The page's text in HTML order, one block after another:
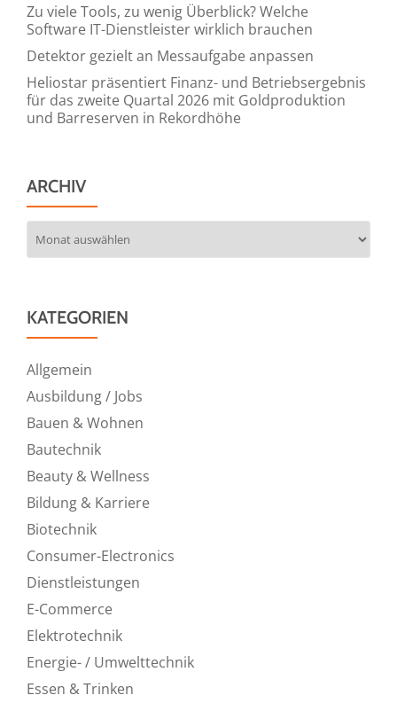
Zu viele Tools, zu wenig Überblick? Welche
Software IT-Dienstleister wirklich brauchen
Detektor gezielt an Messaufgabe anpassen
Heliostar präsentiert Finanz- und Betriebsergebnis
für das zweite Quartal 2026 mit Goldproduktion
und Barreserven in Rekordhöhe
ARCHIV
KATEGORIEN
Allgemein
Ausbildung / Jobs
Bauen & Wohnen
Bautechnik
Beauty & Wellness
Bildung & Karriere
Biotechnik
Consumer-Electronics
Dienstleistungen
E-Commerce
Elektrotechnik
Energie- / Umwelttechnik
Essen & Trinken